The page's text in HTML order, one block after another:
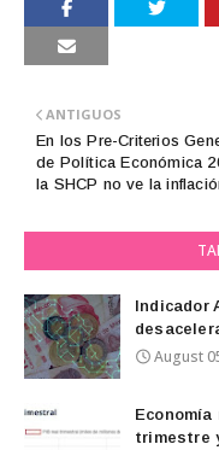
ANTIGUOS
En los Pre-Criterios
de Política Económica
la SHCP no ve la
Indicador
August
Economía
trimestre